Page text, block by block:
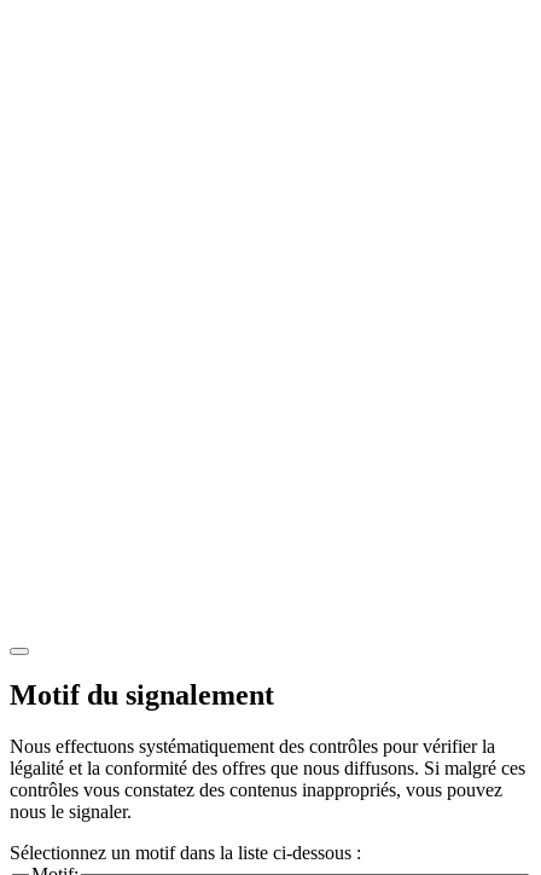
Motif du signalement
Nous effectuons systématiquement des contrôles pour vérifier la
légalité et la conformité des offres que nous diffusons. Si malgré ces
contrôles vous constatez des contenus inappropriés, vous pouvez
nous le signaler.
Sélectionnez un motif dans la liste ci-dessous :